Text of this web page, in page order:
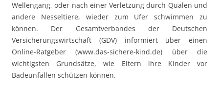
Wellengang, oder nach einer Verletzung durch Qualen und
andere Nesseltiere, wieder zum Ufer schwimmen zu
können. Der Gesamtverbandes der Deutschen
Versicherungswirtschaft (GDV) informiert über einen
Online-Ratgeber (www.das-sichere-kind.de) über die
wichtigsten Grundsätze, wie Eltern ihre Kinder vor
Badeunfällen schützen können.